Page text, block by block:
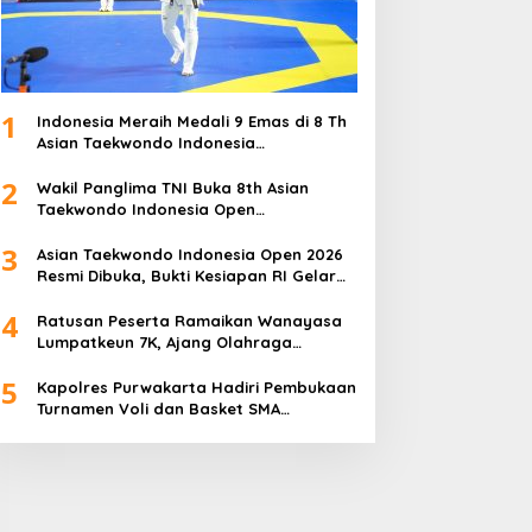
1
Indonesia Meraih Medali 9 Emas di 8 Th
Asian Taekwondo Indonesia
2
Wakil Panglima TNI Buka 8th Asian
Taekwondo Indonesia Open
3
Asian Taekwondo Indonesia Open 2026
Resmi Dibuka, Bukti Kesiapan RI Gelar
4
Ratusan Peserta Ramaikan Wanayasa
Lumpatkeun 7K, Ajang Olahraga
5
Kapolres Purwakarta Hadiri Pembukaan
Turnamen Voli dan Basket SMA